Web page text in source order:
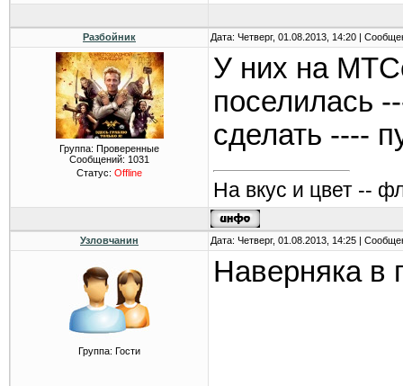
Разбойник Дата: Четверг, 01.08.2013, 14:20 |
Группа: Проверенные
Сообщений: 1031
Статус: Offline
У них на
поселилась
сделать ----
На вкус и цвет --
Узловчанин Дата: Четверг, 01.08.2013, 14:25 |
Группа: Гости
Наверняка в